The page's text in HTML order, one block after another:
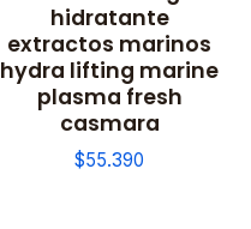
hidratante
extractos marinos
hydra lifting marine
plasma fresh
casmara
$55.390